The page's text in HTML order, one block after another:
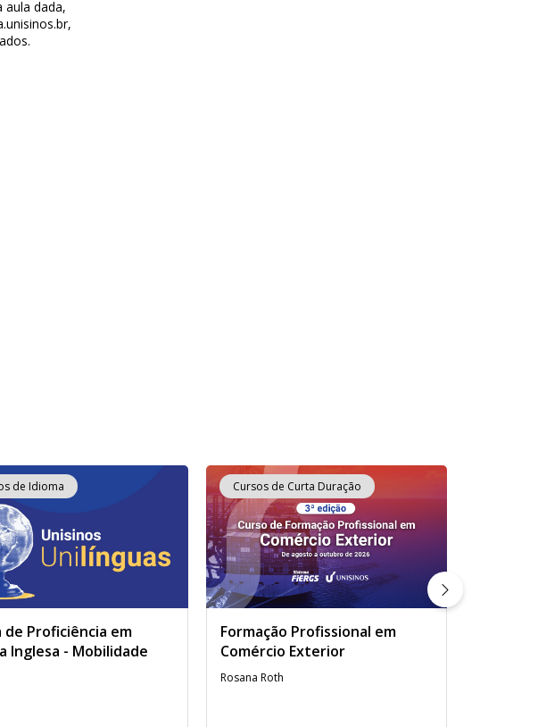
aula dada,
de Idioma
de Proficiência em
Inglesa - Mobilidade
Cursos de Curta Duração
Formação Profissional em
Comércio Exterior
Rosana Roth